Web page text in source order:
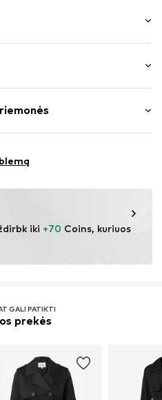
iki +70 Coins, kuriuos
GALI PATIKTI
prekės